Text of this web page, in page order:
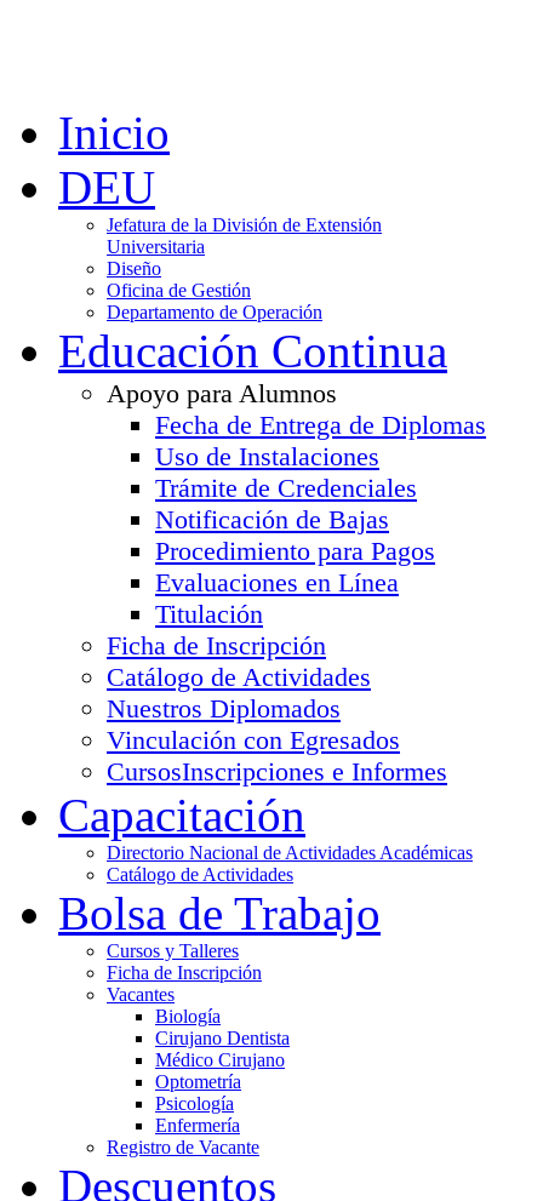
Inicio
DEU
Jefatura de la División de Extensión
Universitaria
Diseño
Oficina de Gestión
Departamento de Operación
Educación Continua
Apoyo para Alumnos
Fecha de Entrega de Diplomas
Uso de Instalaciones
Trámite de Credenciales
Notificación de Bajas
Procedimiento para Pagos
Evaluaciones en Línea
Titulación
Ficha de Inscripción
Catálogo de Actividades
Nuestros Diplomados
Vinculación con Egresados
CursosInscripciones e Informes
Capacitación
Directorio Nacional de Actividades Académicas
Catálogo de Actividades
Bolsa de Trabajo
Cursos y Talleres
Ficha de Inscripción
Vacantes
Biología
Cirujano Dentista
Médico Cirujano
Optometría
Psicología
Enfermería
Registro de Vacante
Descuentos